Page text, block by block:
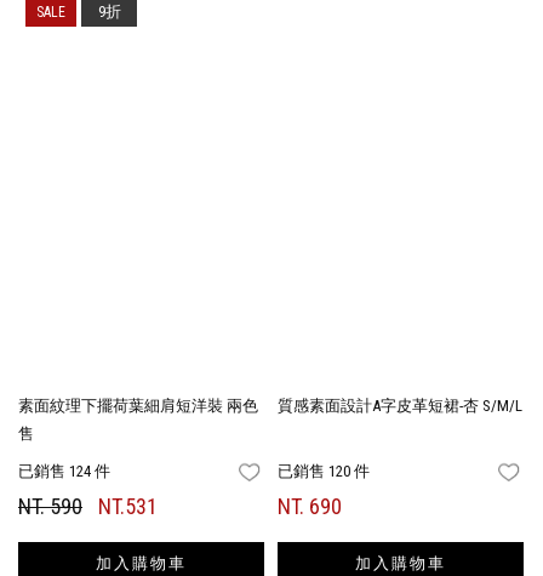
素面紋理下擺荷葉細肩短洋裝 兩色
售
已銷售 124 件 FAVORITES
NT. 590 NT.531
加入購物車
9折
質感素面設計A字皮革短裙-杏 S/M/L
已銷售 120 件
NT. 690
加入購物車